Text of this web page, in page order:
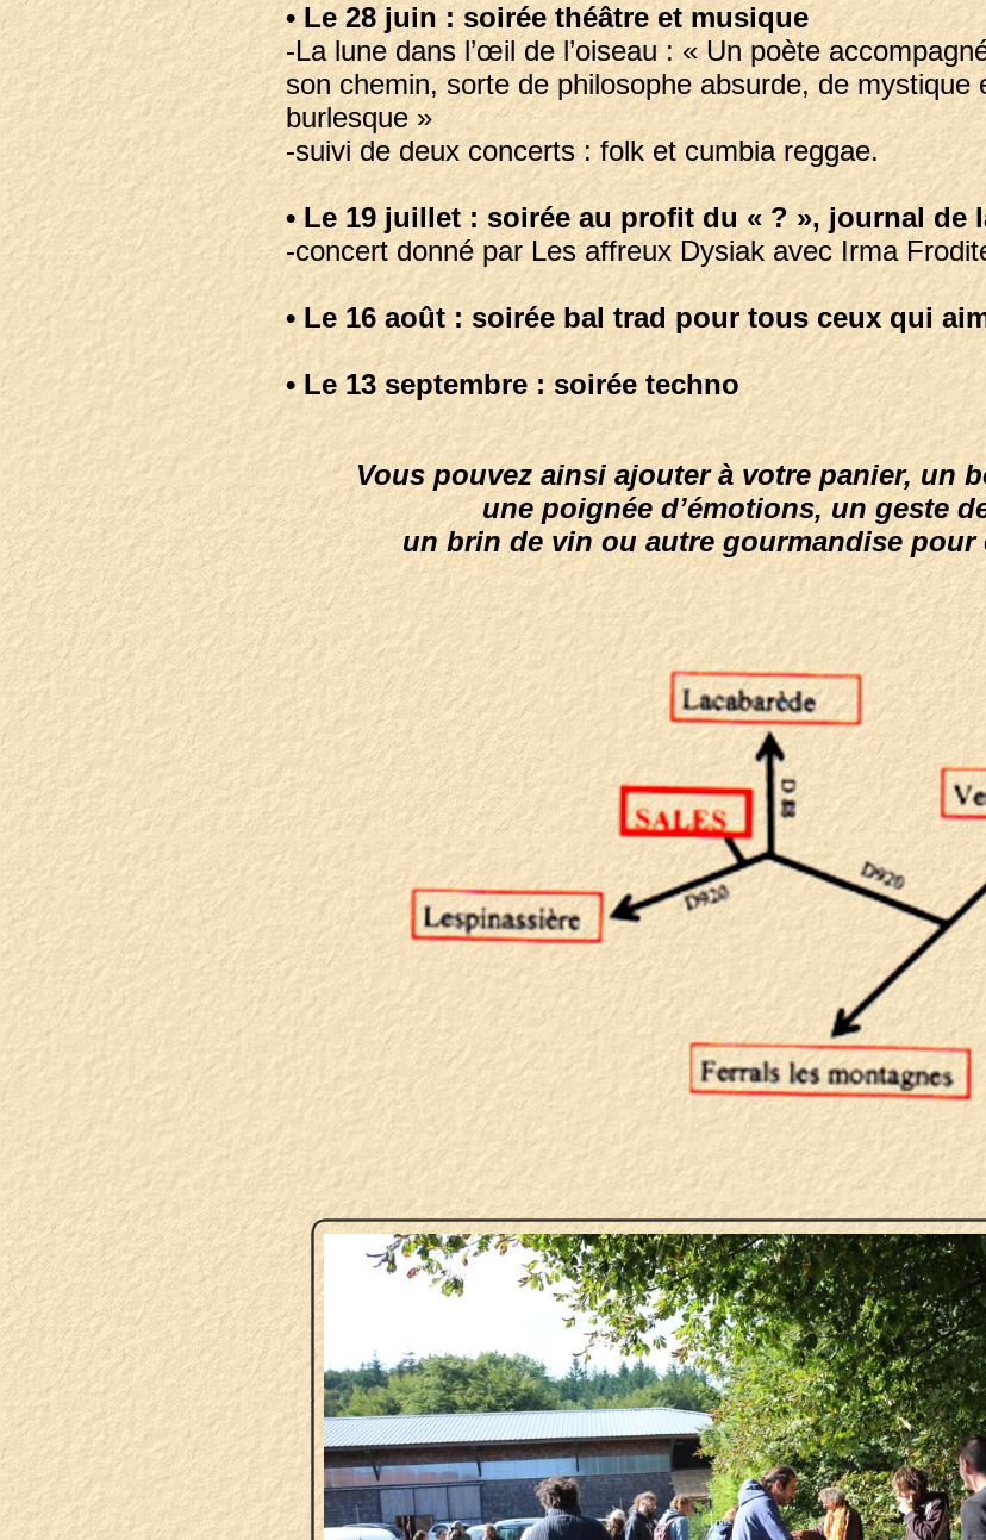
• Le 28 juin : soirée théâtre et musique
-La lune dans l’œil de l’oiseau : « Un poète
son chemin, sorte de philosophe absurde, de mystique
burlesque »
-suivi de deux concerts : folk et cumbia reggae.
• Le 19 juillet : soirée au profit du « ? », journal de
-concert donné par Les affreux Dysiak avec Irma
• Le 16 août : soirée bal trad pour tous ceux qui
• Le 13 septembre : soirée techno
Vous pouvez ainsi ajouter à votre panier, un
une poignée d’émotions, un geste
un brin de vin ou autre gourmandise